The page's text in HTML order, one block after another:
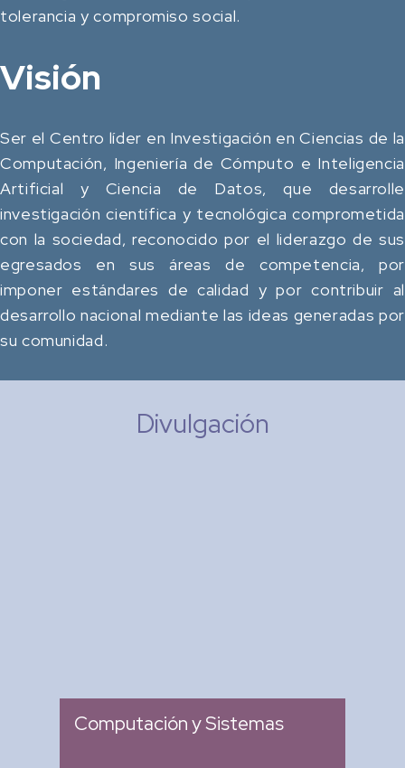
tolerancia y compromiso social.
Visión
Ser el Centro líder en Investigación en Ciencias de la
Computación, Ingeniería de Cómputo e Inteligencia
Artificial y Ciencia de Datos, que desarrolle
investigación científica y tecnológica comprometida
con la sociedad, reconocido por el liderazgo de sus
egresados en sus áreas de competencia, por
imponer estándares de calidad y por contribuir al
desarrollo nacional mediante las ideas generadas por
su comunidad.
Divulgación
Computación y Sistemas
Ingreso
: 2007